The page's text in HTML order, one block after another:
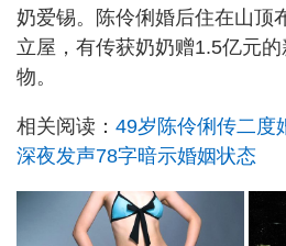
奶爱锡。陈伶俐婚后住在山顶
立屋，有传获奶奶赠1.5亿元
物。
相关阅读： 49岁陈伶俐传二度
深夜发声78字暗示婚姻状态